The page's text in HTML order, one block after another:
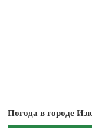
Погода в городе